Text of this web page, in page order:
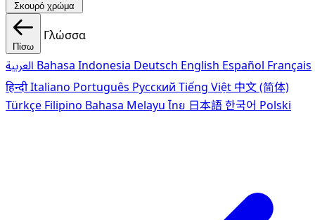
Σκουρό χρώμα
Πίσω
Γλώσσα
Bahasa Indonesia Deutsch English Español Français
हिन्दीItaliano Português Pусский Tiếng Việt 中文 (简体)
Türkçe Filipino Bahasa Melayu ไทย 日本語한국어 Polski